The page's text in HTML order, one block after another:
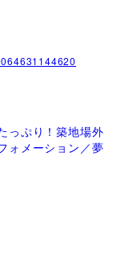
っぷり！築地場外
ォメーション／夢